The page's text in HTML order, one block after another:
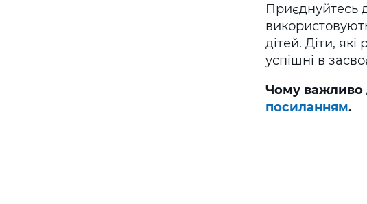
Приєднуйтесь
дітей. Діти,
успішні в
Чому важливо
посиланням.